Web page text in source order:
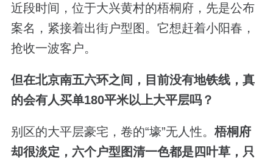
近段时间，位于大兴黄村的梧桐府，先是公布
案名，紧接着出街户型图。它想赶着小阳春，
抢收一波客户。
但在北京南五六环之间，目前没有地铁线，真
的会有人买单180平米以上大平层吗？
别区的大平层豪宅，卷的“壕”无人性。 梧桐府
却很淡定，六个户型图清一色都是四叶草，只